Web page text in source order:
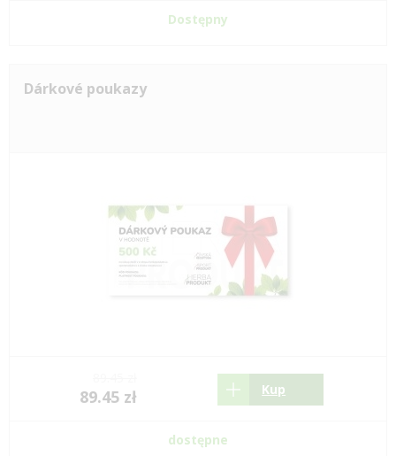
Dostępny
Dárkové poukazy
89.45 zł Kup
dostępne